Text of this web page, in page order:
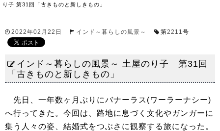
り子 第31回「古きものと新しきもの」
2022年02月22日 インド～暮らしの風景～ 第2211号
インド～暮らしの風景～ 土屋のり子 第31回
「古きものと新しきもの」
先日、一年数ヶ月ぶりにバナーラス(ワーラーナシー)
へ行ってきた。今回は、路地に息づく文化やガンガーに
集う人々の姿、結婚式をつぶさに観察する旅になった。